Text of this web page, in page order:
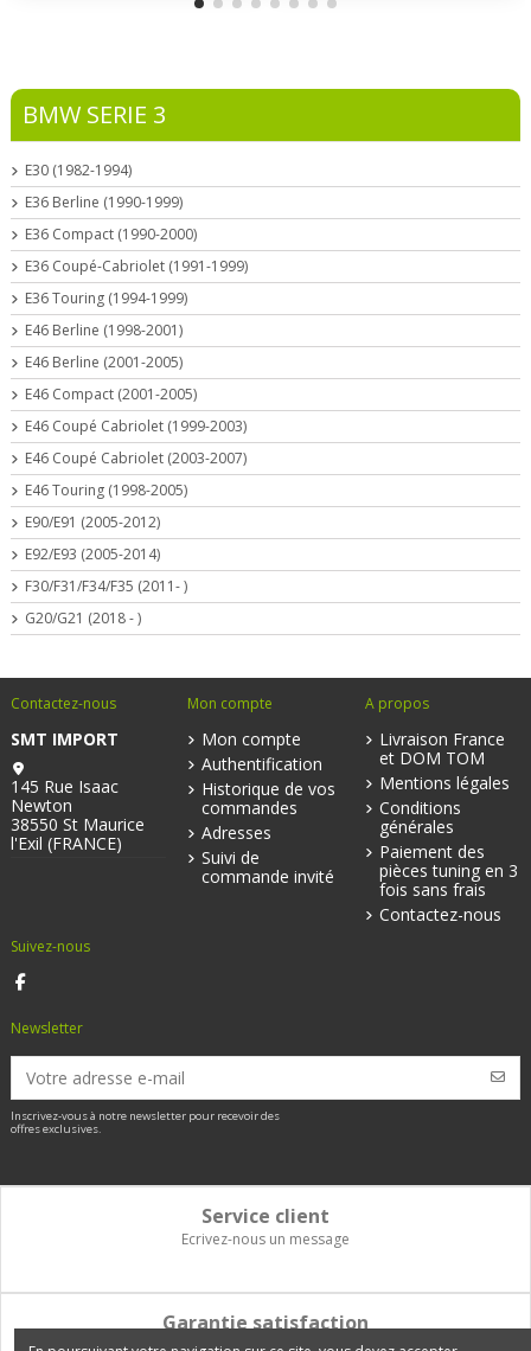
BMW SERIE 3
E30 (1982-1994)
E36 Berline (1990-1999)
E36 Compact (1990-2000)
E36 Coupé-Cabriolet (1991-1999)
E36 Touring (1994-1999)
E46 Berline (1998-2001)
E46 Berline (2001-2005)
E46 Compact (2001-2005)
E46 Coupé Cabriolet (1999-2003)
E46 Coupé Cabriolet (2003-2007)
E46 Touring (1998-2005)
E90/E91 (2005-2012)
E92/E93 (2005-2014)
F30/F31/F34/F35 (2011- )
G20/G21 (2018 - )
Contactez-nous
SMT IMPORT
145 Rue Isaac
Newton
38550 St Maurice
l'Exil (FRANCE)
Mon compte
Mon compte
Authentification
Historique de vos
commandes
Adresses
Suivi de
commande invité
A propos
Livraison France
et DOM TOM
Mentions légales
Conditions
générales
Paiement des
pièces tuning en 3
fois sans frais
Contactez-nous
Suivez-nous
Newsletter
Inscrivez-vous à notre newsletter pour recevoir des
offres exclusives.
Service client
Ecrivez-nous un message
Garantie satisfaction
Vous disposez de 14 jours pour changer d'avis et être remboursé